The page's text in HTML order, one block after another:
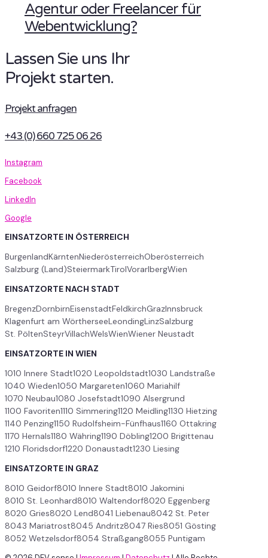
Agentur oder Freelancer für
Webentwicklung?
Lassen Sie uns Ihr
Projekt starten.
Projekt anfragen
+43 (0) 660 725 06 26
Instagram
Facebook
LinkedIn
Google
EINSATZORTE IN ÖSTERREICH
BurgenlandKärntenNiederösterreichOberösterreich
Salzburg (Land)SteiermarkTirolVorarlbergWien
EINSATZORTE NACH STADT
BregenzDornbirnEisenstadtFeldkirchGrazInnsbruck
Klagenfurt am WörtherseeLeondingLinzSalzburg
St. PöltenSteyrVillachWelsWienWiener Neustadt
EINSATZORTE IN WIEN
1010 Innere Stadt1020 Leopoldstadt1030 Landstraße
1040 Wieden1050 Margareten1060 Mariahilf
1070 Neubau1080 Josefstadt1090 Alsergrund
1100 Favoriten1110 Simmering1120 Meidling1130 Hietzing
1140 Penzing1150 Rudolfsheim-Fünfhaus1160 Ottakring
1170 Hernals1180 Währing1190 Döbling1200 Brigittenau
1210 Floridsdorf1220 Donaustadt1230 Liesing
EINSATZORTE IN GRAZ
8010 Geidorf8010 Innere Stadt8010 Jakomini
8010 St. Leonhard8010 Waltendorf8020 Eggenberg
8020 Gries8020 Lend8041 Liebenau8042 St. Peter
8043 Mariatrost8045 Andritz8047 Ries8051 Gösting
8052 Wetzelsdorf8054 Straßgang8055 Puntigam